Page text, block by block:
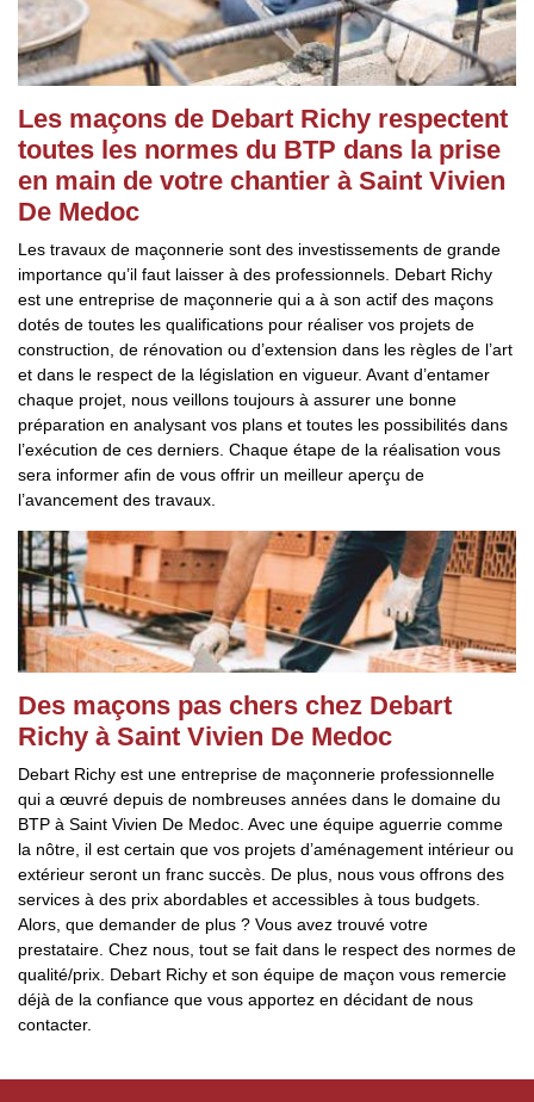
Les maçons de Debart Richy respectent
toutes les normes du BTP dans la prise
en main de votre chantier à Saint Vivien
De Medoc
Les travaux de maçonnerie sont des investissements de grande
importance qu’il faut laisser à des professionnels. Debart Richy
est une entreprise de maçonnerie qui a à son actif des maçons
dotés de toutes les qualifications pour réaliser vos projets de
construction, de rénovation ou d’extension dans les règles de l’art
et dans le respect de la législation en vigueur. Avant d’entamer
chaque projet, nous veillons toujours à assurer une bonne
préparation en analysant vos plans et toutes les possibilités dans
l’exécution de ces derniers. Chaque étape de la réalisation vous
sera informer afin de vous offrir un meilleur aperçu de
l’avancement des travaux.
Des maçons pas chers chez Debart
Richy à Saint Vivien De Medoc
Debart Richy est une entreprise de maçonnerie professionnelle
qui a œuvré depuis de nombreuses années dans le domaine du
BTP à Saint Vivien De Medoc. Avec une équipe aguerrie comme
la nôtre, il est certain que vos projets d’aménagement intérieur ou
extérieur seront un franc succès. De plus, nous vous offrons des
services à des prix abordables et accessibles à tous budgets.
Alors, que demander de plus ? Vous avez trouvé votre
prestataire. Chez nous, tout se fait dans le respect des normes de
qualité/prix. Debart Richy et son équipe de maçon vous remercie
déjà de la confiance que vous apportez en décidant de nous
contacter.